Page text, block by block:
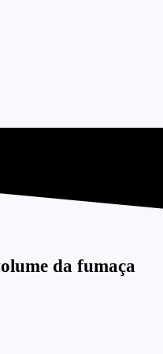
da fumaça